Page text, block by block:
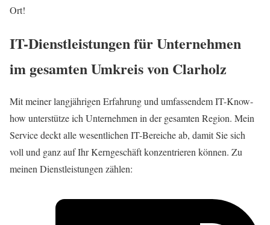
Ort!
IT-Dienstleistungen für Unternehmen
im gesamten Umkreis von Clarholz
Mit meiner langjährigen Erfahrung und umfassendem IT-Know-
how unterstütze ich Unternehmen in der gesamten Region. Mein
Service deckt alle wesentlichen IT-Bereiche ab, damit Sie sich
voll und ganz auf Ihr Kerngeschäft konzentrieren können. Zu
meinen Dienstleistungen zählen: